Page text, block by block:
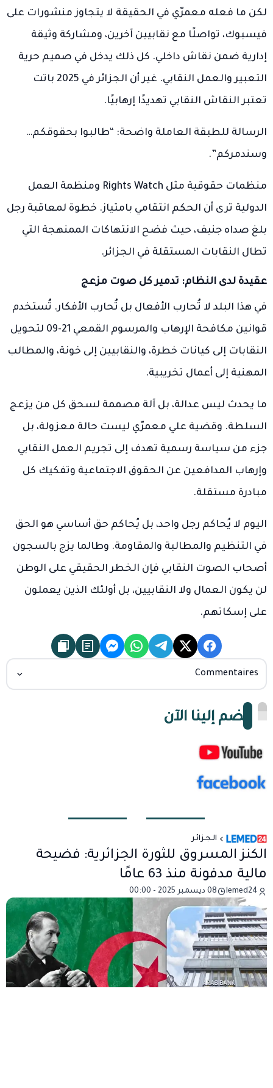
لكن ما فعله معمرّي في الحقيقة لا يتجاوز منشورات على
فيسبوك، تواصلًا مع نقابيين آخرين، ومشاركة وثيقة
إدارية ضمن نقاش داخلي. كل ذلك يدخل في صميم حرية
التعبير والعمل النقابي. غير أن الجزائر في 2025 باتت
تعتبر النقاش النقابي تهديدًا إرهابيًا.
الرسالة للطبقة العاملة واضحة: “طالبوا بحقوقكم…
وسندمركم”.
منظمات حقوقية مثل Rights Watch ومنظمة العمل
الدولية ترى أن الحكم انتقامي بامتياز. خطوة لمعاقبة رجل
بلغ صداه جنيف، حيث فضح الانتهاكات الممنهجة التي
تطال النقابات المستقلة في الجزائر.
عقيدة لدى النظام: تدمير كل صوت مزعج
في هذا البلد لا تُحارب الأفعال بل تُحارب الأفكار. تُستخدم
قوانين مكافحة الإرهاب والمرسوم القمعي 21-09 لتحويل
النقابات إلى كيانات خطرة، والنقابيين إلى خونة، والمطالب
المهنية إلى أعمال تخريبية.
ما يحدث ليس عدالة، بل آلة مصممة لسحق كل من يزعج
السلطة. وقضية علي معمرّي ليست حالة معزولة، بل
جزء من سياسة رسمية تهدف إلى تجريم العمل النقابي
وإرهاب المدافعين عن الحقوق الاجتماعية وتفكيك كل
مبادرة مستقلة.
اليوم لا يُحاكم رجل واحد، بل يُحاكم حق أساسي هو الحق
في التنظيم والمطالبة والمقاومة. وطالما يزج بالسجون
أصحاب الصوت النقابي فإن الخطر الحقيقي على الوطن
لن يكون العمال ولا النقابيين، بل أولئك الذين يعملون
على إسكاتهم.
Commentaires
انضم إلينا الآن
الـجـزائـر
الكنز المسروق للثورة الجزائرية: فضيحة
مالية مدفونة منذ 63 عامًا
lemed24 08 ديسمبر 2025 - 00:00